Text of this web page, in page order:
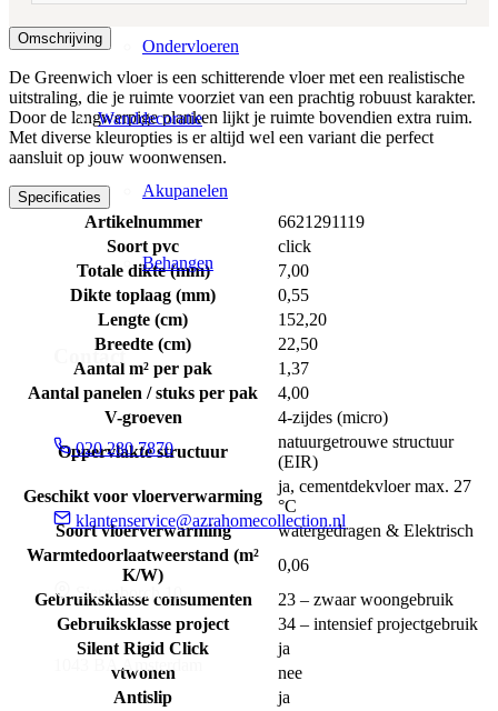
Ondervloeren
Wanddecoratie
Akupanelen
Behangen
Contact
020 280 7870
klantenservice@azrahomecollection.nl
Sierenborch 10
1043 BA Amsterdam
Omschrijving
De Greenwich vloer is een schitterende vloer met een realistische
uitstraling, die je ruimte voorziet van een prachtig robuust karakter.
Door de langwerpige planken lijkt je ruimte bovendien extra ruim.
Met diverse kleuropties is er altijd wel een variant die perfect
aansluit op jouw woonwensen.
Specificaties
Artikelnummer
6621291119
Soort pvc
click
Totale dikte (mm)
7,00
Dikte toplaag (mm)
0,55
Lengte (cm)
152,20
Breedte (cm)
22,50
Aantal m² per pak
1,37
Aantal panelen / stuks per pak
4,00
V-groeven
4-zijdes (micro)
Oppervlakte structuur
natuurgetrouwe structuur
(EIR)
Geschikt voor vloerverwarming
ja, cementdekvloer max. 27
°C
Soort vloerverwarming
watergedragen & Elektrisch
Warmtedoorlaatweerstand (m²
K/W)
0,06
Gebruiksklasse consumenten
23 – zwaar woongebruik
Gebruiksklasse project
34 – intensief projectgebruik
Silent Rigid Click
ja
vtwonen
nee
Antislip
ja